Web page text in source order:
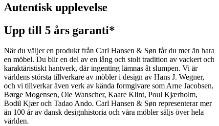
Autentisk upplevelse
Upp till 5 års garanti*
När du väljer en produkt från Carl Hansen & Søn får du mer än bara
en möbel. Du blir en del av en lång och stolt tradition av vackert och
karaktäristiskt hantverk, där ingenting lämnas åt slumpen. Vi är
världens största tillverkare av möbler i design av Hans J. Wegner,
och vi tillverkar även verk av kända formgivare som Arne Jacobsen,
Børge Mogensen, Ole Wanscher, Kaare Klint, Poul Kjærholm,
Bodil Kjær och Tadao Ando. Carl Hansen & Søn representerar mer
än 100 år av dansk designhistoria och våra möbler säljs över hela
världen.